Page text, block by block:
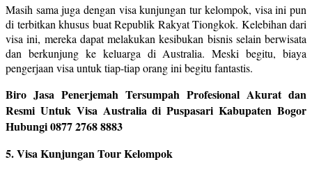
Masih sama juga dengan visa kunjungan tur kelompok, visa ini pun
di terbitkan khusus buat Republik Rakyat Tiongkok. Kelebihan dari
visa ini, mereka dapat melakukan kesibukan bisnis selain berwisata
dan berkunjung ke keluarga di Australia. Meski begitu, biaya
pengerjaan visa untuk tiap-tiap orang ini begitu fantastis.
Biro Jasa Penerjemah Tersumpah Profesional Akurat dan
Resmi Untuk Visa Australia di Puspasari Kabupaten Bogor
Hubungi 0877 2768 8883
5. Visa Kunjungan Tour Kelompok